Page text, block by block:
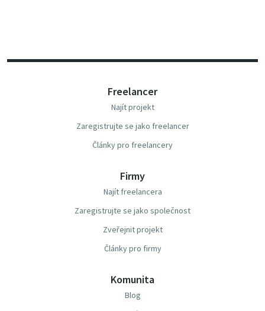
Freelancer
Najít projekt
Zaregistrujte se jako freelancer
Články pro freelancery
Firmy
Najít freelancera
Zaregistrujte se jako společnost
Zveřejnit projekt
Články pro firmy
Komunita
Blog